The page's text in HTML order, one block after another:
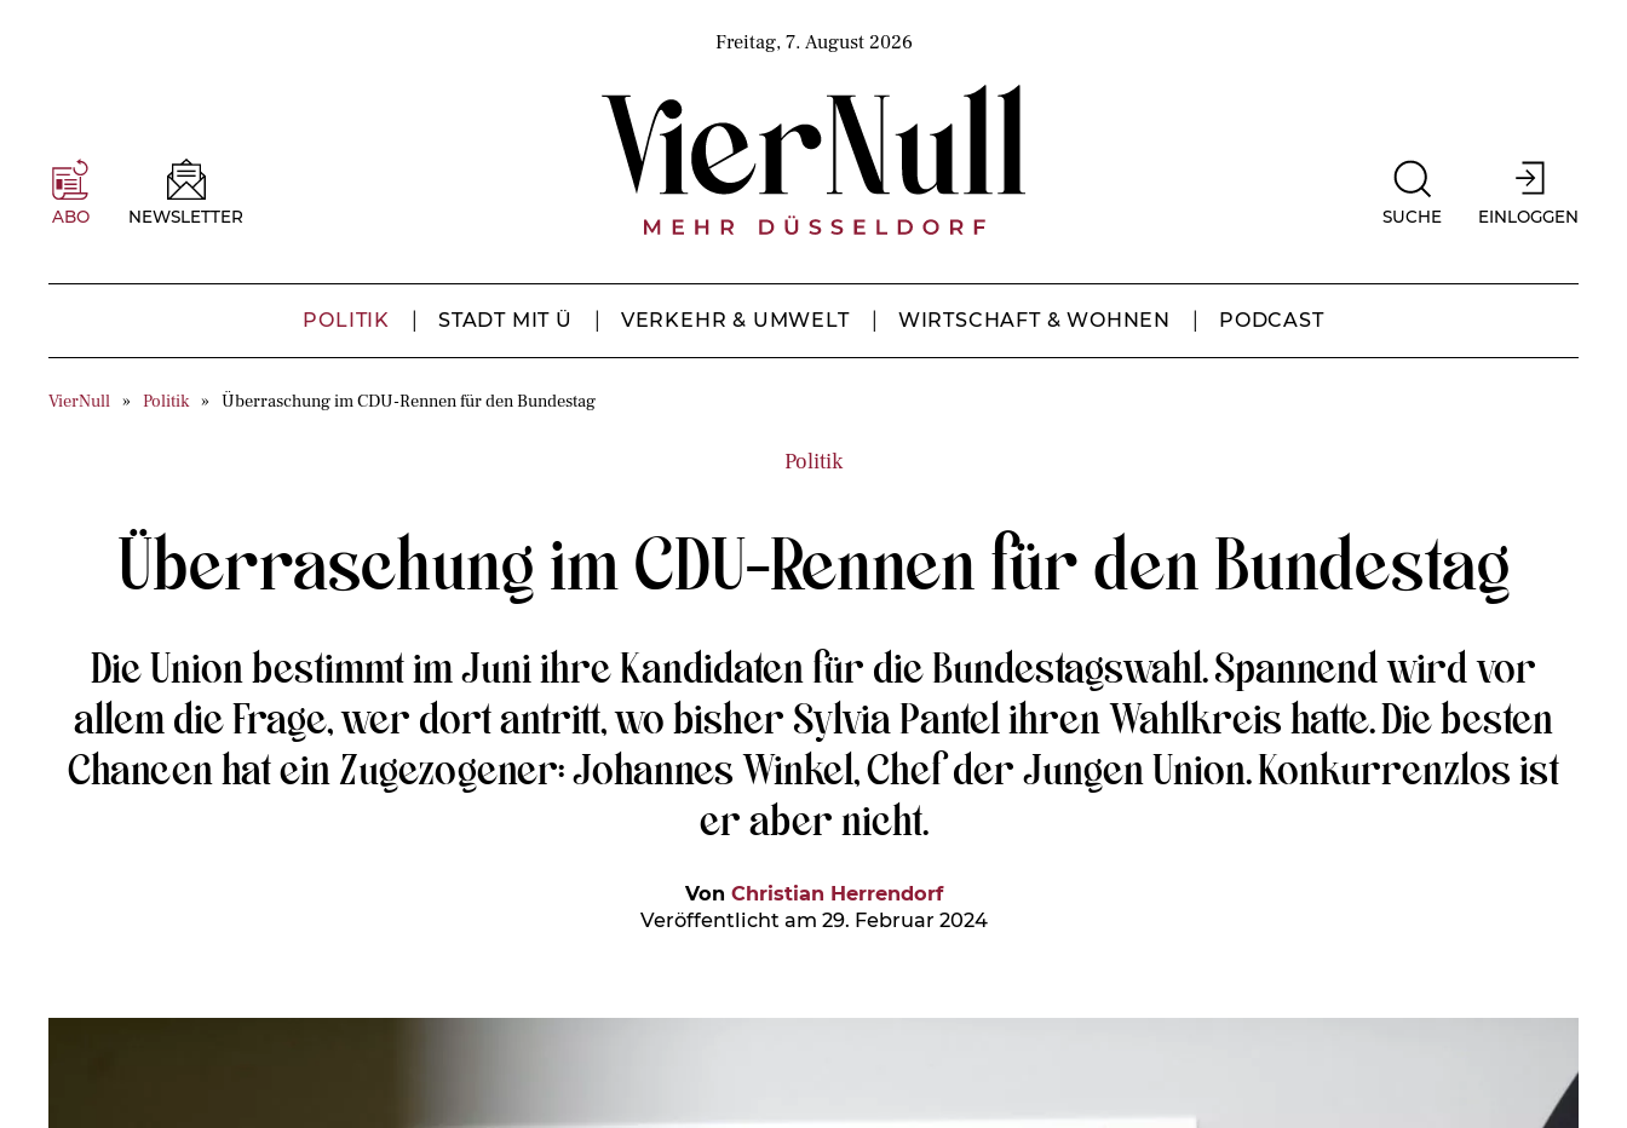
Freitag, 7. August 2026
ABO NEWSLETTER SUCHE EINLOGGEN
POLITIK STADT MIT Ü VERKEHR & UMWELT WIRTSCHAFT & WOHNEN PODCAST
VierNull Politik Überraschung im CDU-Rennen für den Bundestag
Politik
Überraschung im CDU-Rennen für den Bundestag
Die Union bestimmt im Juni ihre Kandidaten für die Bundestagswahl. Spannend wird vor
allem die Frage, wer dort antritt, wo bisher Sylvia Pantel ihren Wahlkreis hatte. Die besten
Chancen hat ein Zugezogener: Johannes Winkel, Chef der Jungen Union. Konkurrenzlos ist
er aber nicht.
Von Christian Herrendorf
Veröffentlicht am 29. Februar 2024